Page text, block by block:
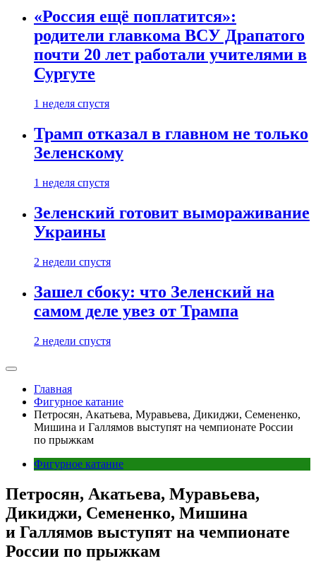
«Россия ещё поплатится»:
родители главкома ВСУ Драпатого
почти 20 лет работали учителями в
Сургуте
1 неделя спустя
Трамп отказал в главном не только
Зеленскому
1 неделя спустя
Зеленский готовит вымораживание
Украины
2 недели спустя
Зашел сбоку: что Зеленский на
самом деле увез от Трампа
2 недели спустя
Главная
Фигурное катание
Петросян, Акатьева, Муравьева, Дикиджи, Семененко,
Мишина и Галлямов выступят на чемпионате России
по прыжкам
Фигурное катание
Петросян, Акатьева, Муравьева,
Дикиджи, Семененко, Мишина
и Галлямов выступят на чемпионате
России по прыжкам